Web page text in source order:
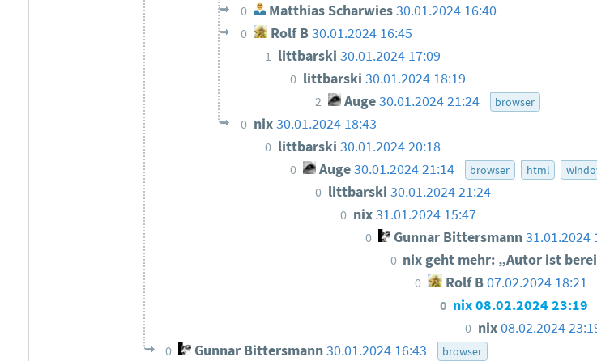
0 Matthias Scharwies30.01.2024 16:40
0 Rolf B30.01.2024 16:45
1 littbarski30.01.2024 17:09
0 littbarski30.01.2024 18:19
2 Auge30.01.2024 21:24 browser
0 nix30.01.2024 18:43
0 littbarski30.01.2024 20:18
0 Auge30.01.2024 21:14 browser html
0 littbarski 30.01.2024 21:24
0 nix31.01.2024 15:47
0 Gunnar Bittersmann 31.01.2024
0 nix geht mehr: „Autor ist
0 Rolf B07.02.2024 18:21
0 nix08.02.2024 23:19
0 nix08.02.2024
0 Gunnar Bittersmann30.01.2024 16:43 browser